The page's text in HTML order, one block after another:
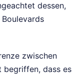
dessen,
zwischen
begriffen, dass es